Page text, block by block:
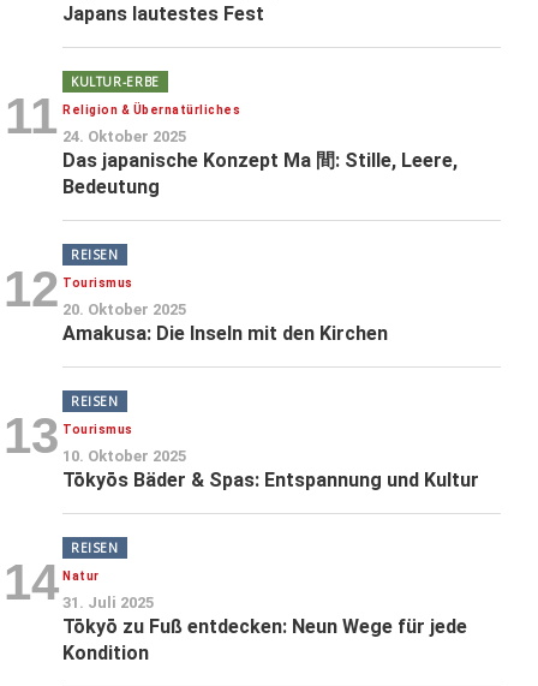
Japans lautestes Fest
11
KULTUR-ERBE
Religion & Übernatürliches
24. Oktober 2025
Das japanische Konzept Ma 間: Stille, Leere,
Bedeutung
12
REISEN
Tourismus
20. Oktober 2025
Amakusa: Die Inseln mit den Kirchen
13
REISEN
Tourismus
10. Oktober 2025
Tōkyōs Bäder & Spas: Entspannung und Kultur
14
REISEN
Natur
31. Juli 2025
Tōkyō zu Fuß entdecken: Neun Wege für jede
Kondition